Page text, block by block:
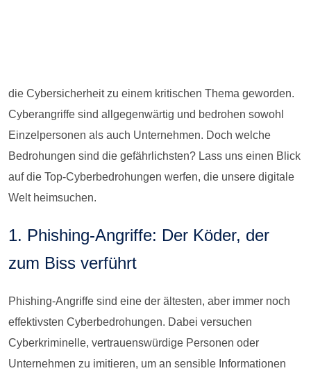
die Cybersicherheit zu einem kritischen Thema geworden.
Cyberangriffe sind allgegenwärtig und bedrohen sowohl
Einzelpersonen als auch Unternehmen. Doch welche
Bedrohungen sind die gefährlichsten? Lass uns einen Blick
auf die Top-Cyberbedrohungen werfen, die unsere digitale
Welt heimsuchen.
1. Phishing-Angriffe: Der Köder, der
zum Biss verführt
Phishing-Angriffe sind eine der ältesten, aber immer noch
effektivsten Cyberbedrohungen. Dabei versuchen
Cyberkriminelle, vertrauenswürdige Personen oder
Unternehmen zu imitieren, um an sensible Informationen